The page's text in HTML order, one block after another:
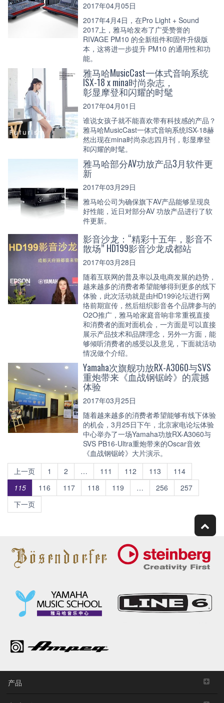
2017年04月05日
2017年4月4日，在Pro Light + Sound
2017上，雅马哈发布了广受赞誉的
RIVAGE PM10 的全新组件和固件升级版
本，这将进一步提升 PM10 的通用性和功
能。
雅马哈MusicCast一体式音响系统
ISX-18 x mina时尚杂志，
彰显摩登和闪耀的时髦
2017年04月01日
谁说女孩子就不能喜欢带有科技感的产品？
雅马哈MusicCast一体式音响系统ISX-18赫
然出现在mina时尚杂志四月刊，彰显摩登
和闪耀的时髦。
雅马哈部分AV功放产品3月软件更
新
2017年03月29日
雅马哈公司为确保旗下AV产品能够呈现良
好性能，近日对部分AV 功放产品进行了软
件更新。
影音沙龙：“精彩十五年，影音不
散场” HD199影音沙龙成都站
2017年03月28日
随着互联网的普及率以及电商发展的趋势，
越来越多的消费者希望能够得到更多的线下
体验，此次活动就是由HD199论坛进行网
络前期宣传，然后组织影音各个品牌参与的
O2O推广，雅马哈家庭音响非常重视直接
和消费者的面对面机会，一方面是可以直接
展示产品技术和品牌理念，另外一方面，能
够倾听消费者的感受以及意见，下面就活动
情况做个介绍。
Yamaha次旗舰功放RX-A3060与SVS
重炮带来《血战钢锯岭》的震撼
体验
2017年03月25日
随着越来越多的消费者希望能够有线下体验
的机会，3月25日下午，北京家电论坛体验
中心举办了一场Yamaha功放RX-A3060与
SVS PB16-Ultra重炮带来的Oscar音效
《血战钢锯岭》大片演示。
上一页
1 2 … 111 112 113
114
115
116 117 118 119 … 256
257
下一页
产品